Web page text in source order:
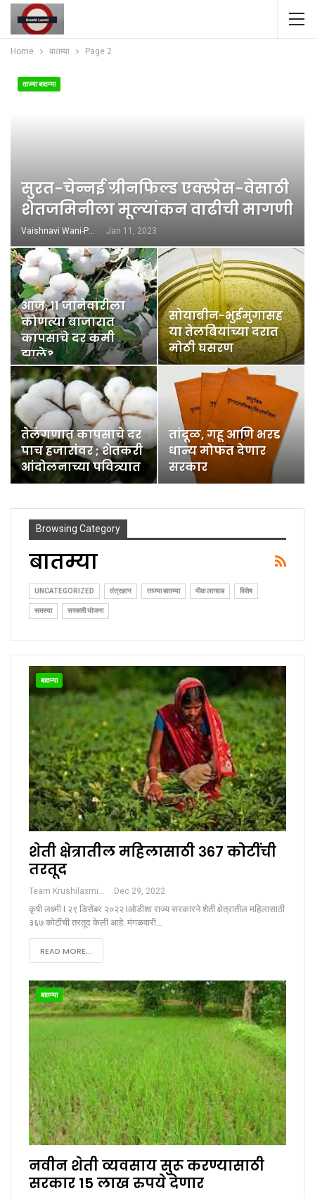
Home बातम्या Page 2
ताज्या बातम्या
सुरत-चेन्नई ग्रीनफिल्ड एक्स्प्रेस-वेसाठी
शेतजमिनीला मूल्यांकन वाढीची मागणी
Jan 11, 2023
आज, ११ जानेवारीला
कोणत्या बाजारात
कापसाचे दर कमी
झाले?
सोयाबीन-भुईमुगासह
या तेलबियांच्या दरात
मोठी घसरण
तेलंगणात कापसाचे दर
पाच हजारांवर ; शेतकरी
आंदोलनाच्या पवित्र्यात
तांदूळ, गहू आणि भरड
धान्य मोफत देणार
सरकार
Browsing Category
बातम्या
UNCATEGORIZED तंत्रज्ञान ताज्या बातम्या पीक लागवड विशेष
समस्या सरकारी योजना
बातम्या
शेती क्षेत्रातील महिलासाठी ३६७ कोटींची
तरतूद
Dec 29, 2022
कृषी लक्ष्मी I २९ डिसेंबर २०२२ Iओडीशा राज्य सरकारने शेती क्षेत्रातील महिलासाठी
३६७ कोटींची तरतूद केली आहे. मंगळवारी…
READ MORE...
बातम्या
नवीन शेती व्यवसाय सुरू करण्यासाठी
सरकार 15 लाख रुपये देणार